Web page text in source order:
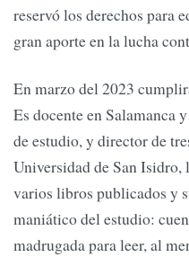
reservó los derechos para
gran aporte en la lucha
En marzo del 2023
Es docente en Salamanca
de estudio, y director de
Universidad de San Isidro,
varios libros publicados y
maniático del estudio:
madrugada para leer, al